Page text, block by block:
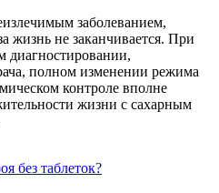
заболеванием,
жизнь не заканчивается. При
диагностировании,
полном изменении режима
контроле вполне
жизни с сахарным
без таблеток?